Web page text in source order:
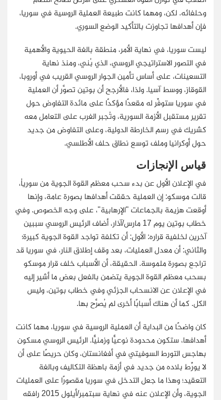
وحلفائه. لكن، ومهما كانت طبيعة العملية الروسية في سوريا،
فإن أهدافها تجاوزت بالتأكيد الوضع السوري.
ليست سوريا، في نهاية الأمر، منطقة بالغة الحيوية والأهمية
في التصور الاستراتيجي الروسي، الذي بُني، ومنذ نهاية
التسعينات، على أساس تأمين الجوار الروسي القريب في أوروبا،
القوقاز، ووسط آسيا. ولذا، فالأرجح أن بوتين تصوَّر أن العملية
في سوريا ستوفِّر له مقعدًا مؤكدًا على مائدة التفاوض حول
تقرير مستقبل الأزمة السورية، وتُجبر الغرب على التعامل معه
كشريك في رسم الخارطة الدولية، وعلى التفاوض من جديد
حول أوكرانيا وملف توسع نطاق حلف الأطلسي.
قياس الإنجازات
في الإعلان الأول عن بدء سحب معظم القوة الجوية من سورياُ،
قالت موسكو: إن العملية حققت أهدافها بصورة عامة، وإنها
أوقعت هزيمة بالجماعات "الإرهابية"، على وجه الخصوص. وفي
خطاب بوتين يوم 17 مارس/آذار، أضاف الرئيس الروسي سببين
آخرين لخلفية قراره: الأول: أن تكلفة تواجد القوة الجوية كبيرة؛
والثاني: أن معدل العمليات، بعد وقف إطلاق النار، في سوريا قد
تراجع بصورة ملموسة. الحقيقة، أن الأسباب خلف قرار موسكو
بسحب معظم القوة الجوية يتضمن بالفعل بعض ما أشير إليه
في الإعلان عن الانسحاب الجزئي وفي خطاب بوتين، وليس
الكل. كما أن هناك أسبابًا أخرى لم يُصرَّح بها.
كان واضحًا من البداية أن العملية الروسية في سوريا، مهما كانت
أهدافها، ستكون محدودة نوعيًّا وزمنيًّا. الرئيس الروسي مسكون
بهاجس التورط السوفيتي في أفغانستان، وكان حريصًا على أن
لا يورِّط بلاده من جديد في أزمة باهظة التكاليف وبالغة
التعقيد؛ وهذا ما جعل التدخل في سوريا مقصورًا على العمليات
الجوية، وأن الإعلان عنه في نهاية سبتمبر/أيلول 2015 رافقه